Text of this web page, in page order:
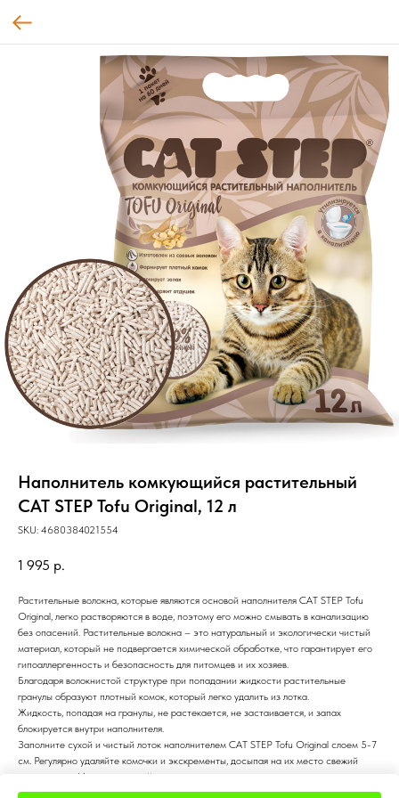
Наполнитель комкующийся растительный
CAT STEP Tofu Original, 12 л
SKU: 4680384021554
1 995 р.
Растительные волокна, которые являются основой наполнителя CAT STEP Tofu
Original, легко растворяются в воде, поэтому его можно смывать в канализацию
без опасений. Растительные волокна – это натуральный и экологически чистый
материал, который не подвергается химической обработке, что гарантирует его
гипоаллергенность и безопасность для питомцев и их хозяев.
Благодаря волокнистой структуре при попадании жидкости растительные
гранулы образуют плотный комок, который легко удалить из лотка.
Жидкость, попадая на гранулы, не растекается, не застаивается, и запах
блокируется внутри наполнителя.
Заполните сухой и чистый лоток наполнителем CAT STEP Tofu Original слоем 5-7
см. Регулярно удаляйте комочки и экскременты, досыпая на их место свежий
наполнитель. Использованный наполнитель можно смывать в унитаз.
Объем: 12 л.